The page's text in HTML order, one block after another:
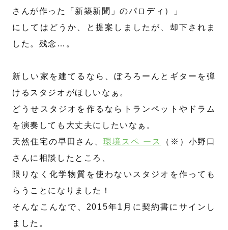
さんが作った「新築新聞」のパロディ）」
にしてはどうか、と提案しましたが、却下されま
した。残念…。
新しい家を建てるなら、ぼろろーんとギターを弾
けるスタジオがほしいなぁ。
どうせスタジオを作るならトランペットやドラム
を演奏しても大丈夫にしたいなぁ。
天然住宅の早田さん、環境スペ ース
（※）小野口
さんに相談したところ、
限りなく化学物質を使わないスタジオを作っても
らうことになりました！
そんなこんなで、2015年1月に契約書にサインし
ました。